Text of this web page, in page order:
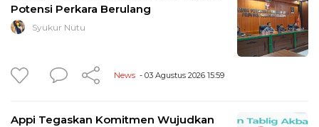
Potensi Perkara Berulang
Syukur Nutu
News - 03 Agustus 2026 15:59
Appi Tegaskan Komitmen Wujudkan